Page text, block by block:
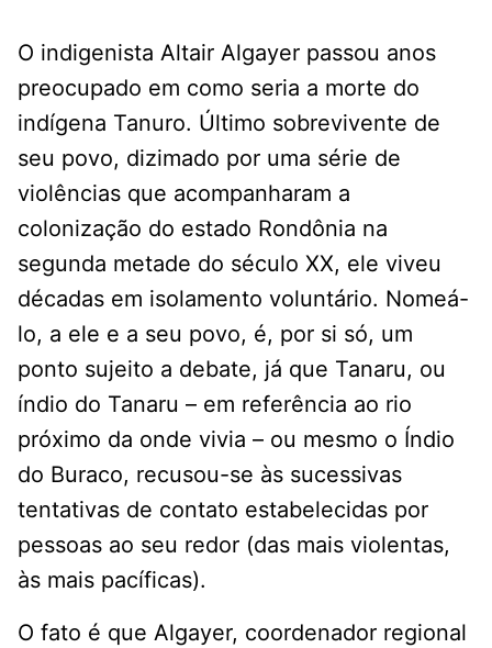
O indigenista Altair Algayer passou anos
preocupado em como seria a morte do
indígena Tanuro. Último sobrevivente de
seu povo, dizimado por uma série de
violências que acompanharam a
colonização do estado Rondônia na
segunda metade do século XX, ele viveu
décadas em isolamento voluntário. Nomeá-
lo, a ele e a seu povo, é, por si só, um
ponto sujeito a debate, já que Tanaru, ou
índio do Tanaru – em referência ao rio
próximo da onde vivia – ou mesmo o Índio
do Buraco, recusou-se às sucessivas
tentativas de contato estabelecidas por
pessoas ao seu redor (das mais violentas,
às mais pacíficas).
O fato é que Algayer, coordenador regional